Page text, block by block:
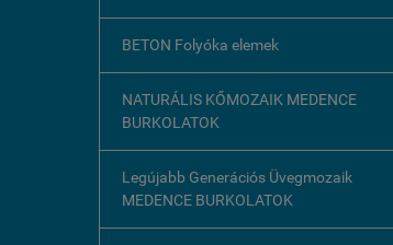
BETON Folyóka elemek
NATURÁLIS KŐMOZAIK MEDENCE
BURKOLATOK
Legújabb Generációs Üvegmozaik
MEDENCE BURKOLATOK